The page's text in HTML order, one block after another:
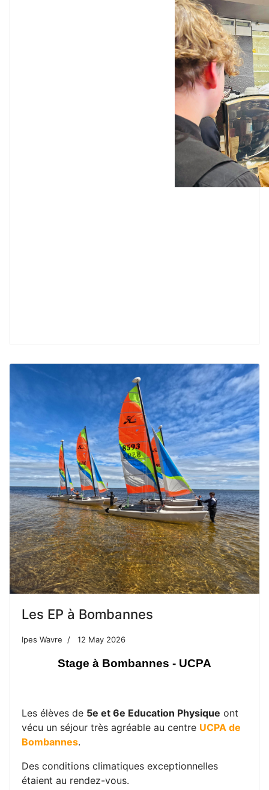
Les EP à Bombannes
Ipes Wavre 12 May 2026
Stage à Bombannes - UCPA
Les élèves de 5e et 6e Education Physique ont
vécu un séjour très agréable au centre UCPA de
Bombannes.
Des conditions climatiques exceptionnelles
étaient au rendez-vous.